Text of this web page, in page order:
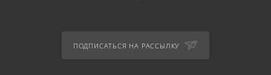
ПОДПИСАТЬСЯ НА РАССЫЛКУ